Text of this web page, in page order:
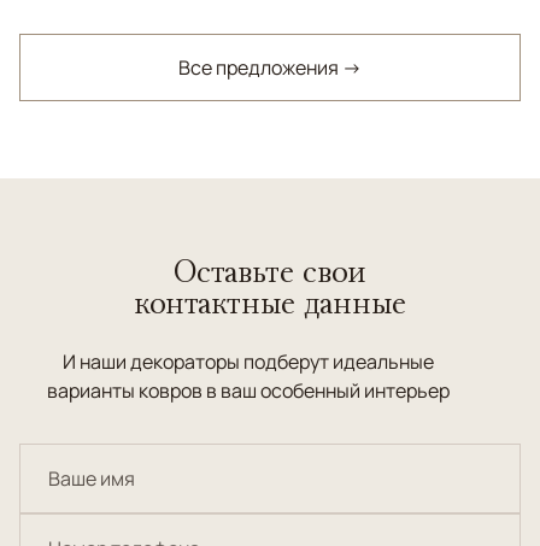
Все предложения →
Оставьте свои
контактные данные
И наши декораторы подберут идеальные
варианты ковров в ваш особенный интерьер